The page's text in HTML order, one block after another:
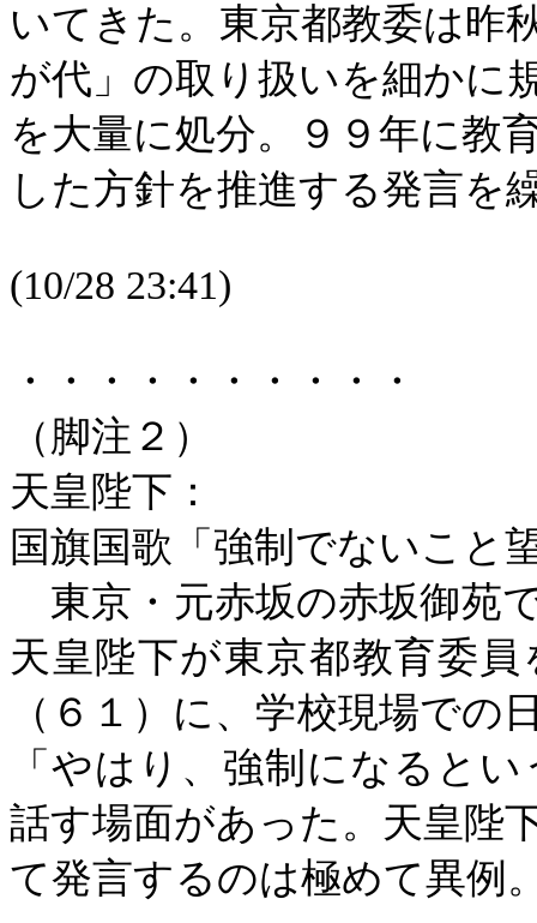
いてきた。東京都教委は昨
が代」の取り扱いを細かに
を大量に処分。９９年に教
した方針を推進する発言を
(10/28 23:41)
・・・・・・・・・・
（脚注２）
天皇陛下：
国旗国歌「強制でないこ
東京・元赤坂の赤坂御苑
天皇陛下が東京都教育委
（６１）に、学校現場で
「やはり、強制になると
話す場面があった。天皇陛
て発言するのは極めて異例